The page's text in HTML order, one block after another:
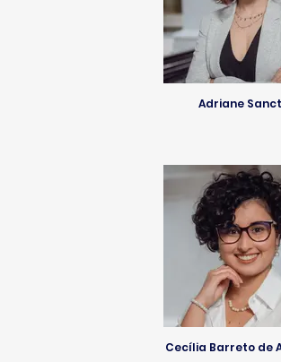
Adriane
Cecília Barreto de